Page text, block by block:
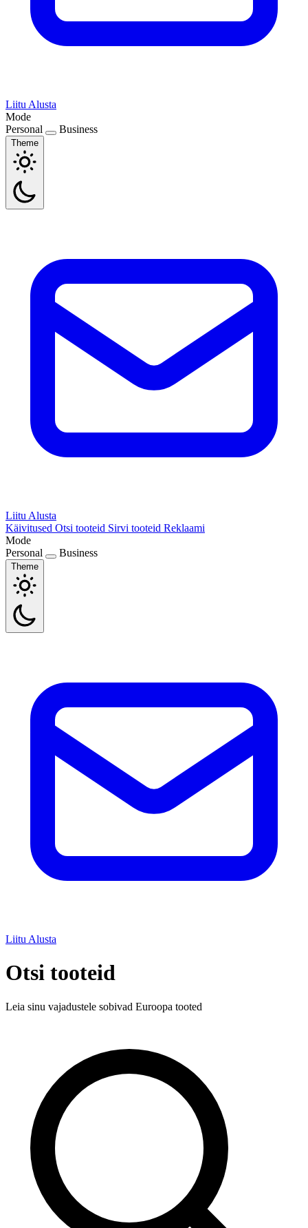
Liitu Alusta
Mode
Personal
Business
Theme
Liitu Alusta
Käivitused Otsi tooteid Sirvi tooteid Reklaami
Mode
Personal
Business
Theme
Liitu Alusta
Otsi tooteid
Leia sinu vajadustele sobivad Euroopa tooted